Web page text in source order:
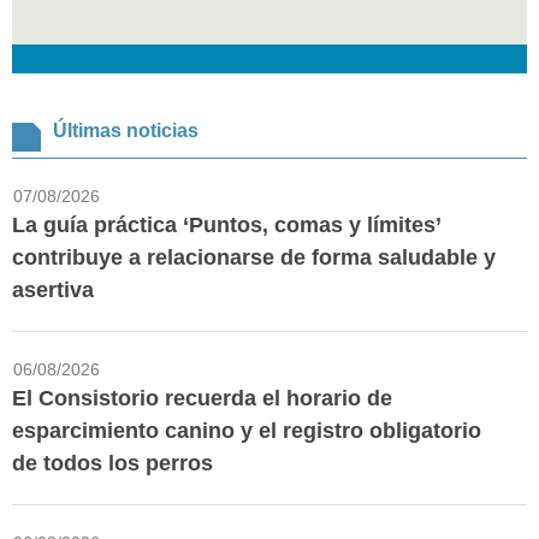
Últimas noticias
07/08/2026
La guía práctica ‘Puntos, comas y límites’
contribuye a relacionarse de forma saludable y
asertiva
06/08/2026
El Consistorio recuerda el horario de
esparcimiento canino y el registro obligatorio
de todos los perros